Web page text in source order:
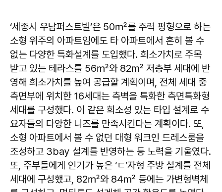
‘세종시 우남퍼스트빌’은 50㎡를 주력 평형으로 하는
소형 위주의 아파트임에도 타 아파트에서 흔히 볼 수
없는 다양한 특화설계를 도입했다. 희소가치로 주목
받고 있는 테라스를 56㎡와 82㎡ 저층부 세대에 반
영해 희소가치를 높여 공급할 계획이며, 전체 세대 중
측면부에 위치한 16세대는 측벽을 특화한 측면특화형
세대를 구성했다. 이 같은 희소성 있는 타입 설계로 수
요자들의 다양한 니즈를 만족시킨다는 계획이다. 또,
소형 아파트에서 볼 수 없던 대형 워크인 드레스룸을
조성하고 3bay 설계를 반영하는 등 노력을 기울였다.
또, 주부들에게 인기가 높은 ‘ㄷ’자형 주방 설계를 전체
세대에 구성했고, 82㎡와 84㎡ 등에는 가변형벽체